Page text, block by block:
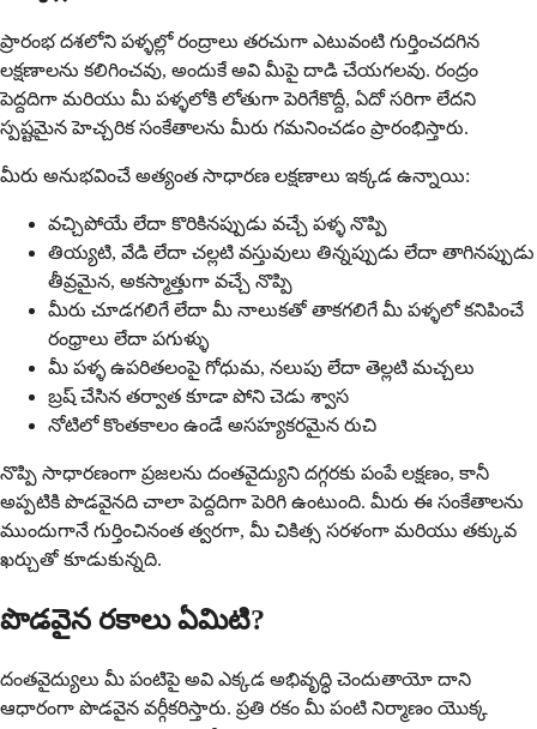
ప్రారంభ దశలోని పళ్ళల్లో రంద్రాలు తరచుగా ఎటువంటి గుర్తించదగిన
లక్షణాలను కలిగించవు, అందుకే అవి మీపై దాడి చేయగలవు. రంద్రం
పెద్దదిగా మరియు మీ పళ్ళలోకి లోతుగా పెరిగేకొద్దీ, ఏదో సరిగా లేదని
స్పష్టమైన హెచ్చరిక సంకేతాలను మీరు గమనించడం ప్రారంభిస్తారు.
మీరు అనుభవించే అత్యంత సాధారణ లక్షణాలు ఇక్కడ ఉన్నాయి:
వచ్చిపోయే లేదా కొరికినప్పుడు వచ్చే పళ్ళ నొప్పి
తియ్యటి, వేడి లేదా చల్లటి వస్తువులు తిన్నప్పుడు లేదా తాగినప్పుడు
తీవ్రమైన, అకస్మాత్తుగా వచ్చే నొప్పి
మీరు చూడగలిగే లేదా మీ నాలుకతో తాకగలిగే మీ పళ్ళలో కనిపించే
రంధ్రాలు లేదా పగుళ్ళు
మీ పళ్ళ ఉపరితలంపై గోధుమ, నలుపు లేదా తెల్లటి మచ్చలు
బ్రష్ చేసిన తర్వాత కూడా పోని చెడు శ్వాస
నోటిలో కొంతకాలం ఉండే అసహ్యకరమైన రుచి
నొప్పి సాధారణంగా ప్రజలను దంతవైద్యుని దగ్గరకు పంపే లక్షణం, కానీ
అప్పటికి పొడవైనది చాలా పెద్దదిగా పెరిగి ఉంటుంది. మీరు ఈ సంకేతాలను
ముందుగానే గుర్తించినంత త్వరగా, మీ చికిత్స సరళంగా మరియు తక్కువ
ఖర్చుతో కూడుకున్నది.
పొడవైన రకాలు ఏమిటి?
దంతవైద్యులు మీ పంటిపై అవి ఎక్కడ అభివృద్ధి చెందుతాయో దాని
ఆధారంగా పొడవైన వర్గీకరిస్తారు. ప్రతి రకం మీ పంటి నిర్మాణం యొక్క